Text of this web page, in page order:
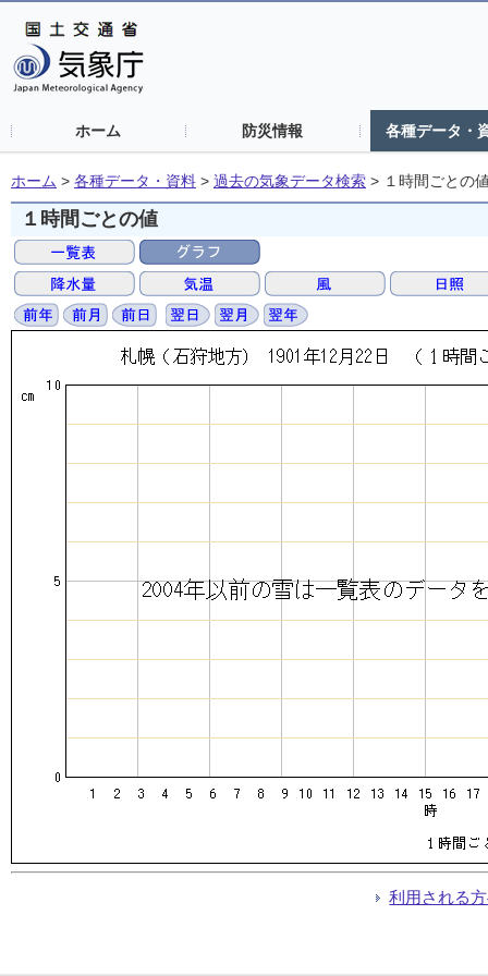
ホーム 防災情報 各種データ・
ホーム > 各種データ・資料 > 過去の気象データ検索 > １時間ごとの
１時間ごとの値
利用される